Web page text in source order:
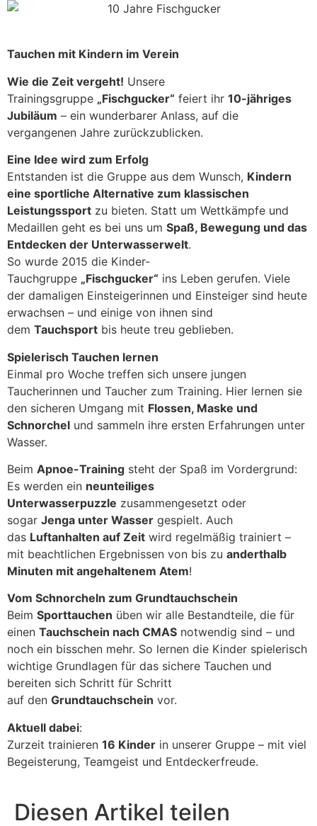
Tauchen mit Kindern im Verein
Wie die Zeit vergeht! Unsere
Trainingsgruppe „Fischgucker“ feiert ihr 10-jähriges
Jubiläum – ein wunderbarer Anlass, auf die
vergangenen Jahre zurückzublicken.
Eine Idee wird zum Erfolg
Entstanden ist die Gruppe aus dem Wunsch, Kindern
eine sportliche Alternative zum klassischen
Leistungssport zu bieten. Statt um Wettkämpfe und
Medaillen geht es bei uns um Spaß, Bewegung und das
Entdecken der Unterwasserwelt.
So wurde 2015 die Kinder-
Tauchgruppe „Fischgucker“ ins Leben gerufen. Viele
der damaligen Einsteigerinnen und Einsteiger sind heute
erwachsen – und einige von ihnen sind
dem Tauchsport bis heute treu geblieben.
Spielerisch Tauchen lernen
Einmal pro Woche treffen sich unsere jungen
Taucherinnen und Taucher zum Training. Hier lernen sie
den sicheren Umgang mit Flossen, Maske und
Schnorchel und sammeln ihre ersten Erfahrungen unter
Wasser.
Beim Apnoe-Training steht der Spaß im Vordergrund:
Es werden ein neunteiliges
Unterwasserpuzzle zusammengesetzt oder
sogar Jenga unter Wasser gespielt. Auch
das Luftanhalten auf Zeit wird regelmäßig trainiert –
mit beachtlichen Ergebnissen von bis zu anderthalb
Minuten mit angehaltenem Atem!
Vom Schnorcheln zum Grundtauchschein
Beim Sporttauchen üben wir alle Bestandteile, die für
einen Tauchschein nach CMAS notwendig sind – und
noch ein bisschen mehr. So lernen die Kinder spielerisch
wichtige Grundlagen für das sichere Tauchen und
bereiten sich Schritt für Schritt
auf den Grundtauchschein vor.
Aktuell dabei:
Zurzeit trainieren 16 Kinder in unserer Gruppe – mit viel
Begeisterung, Teamgeist und Entdeckerfreude.
Diesen Artikel teilen